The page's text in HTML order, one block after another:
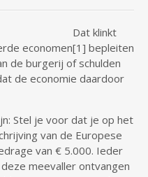
Dat klinkt
economen[1] bepleiten
de burgerij of schulden
de economie daardoor
Stel je voor dat je op het
van de Europese
van € 5.000. Ieder
meevaller ontvangen